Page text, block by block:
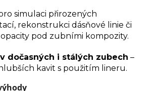
simulaci přirozených
rekonstrukci dásňové linie či
pod zubními kompozity.
dočasných i stálých zubech –
kavit s použitím lineru.